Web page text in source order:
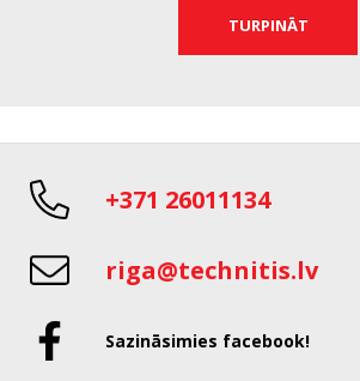
TURPINĀT
+371 26011134
riga@technitis.lv
Sazināsimies facebook!